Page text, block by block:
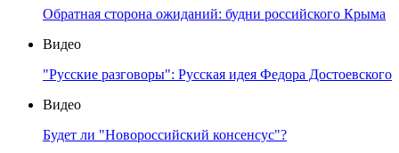
Обратная сторона ожиданий: будни российского Крыма
Видео
"Русские разговоры": Русская идея Федора Достоевского
Видео
Будет ли "Новороссийский консенсус"?